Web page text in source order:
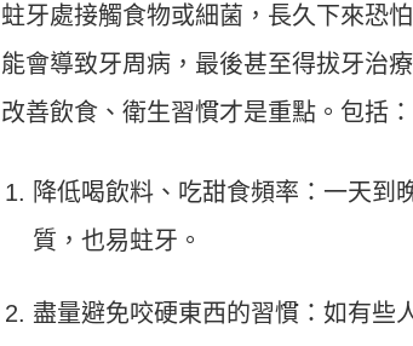
蛀牙處接觸食物或細菌，長久下來恐
能會導致牙周病，最後甚至得拔牙治
改善飲食、衛生習慣才是重點。包括：
降低喝飲料、吃甜食頻率：一天到
質，也易蛀牙。
盡量避免咬硬東西的習慣：如有些